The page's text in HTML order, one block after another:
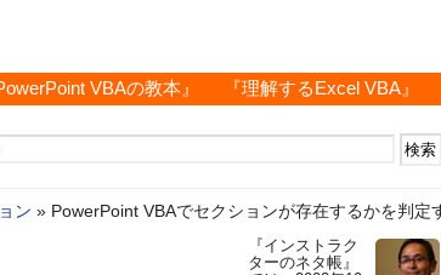
VBAの教本』 『理解するExcel VBA』
ン » PowerPoint VBAでセクションが存在するかを判定
『インストラク
ターのネタ帳』